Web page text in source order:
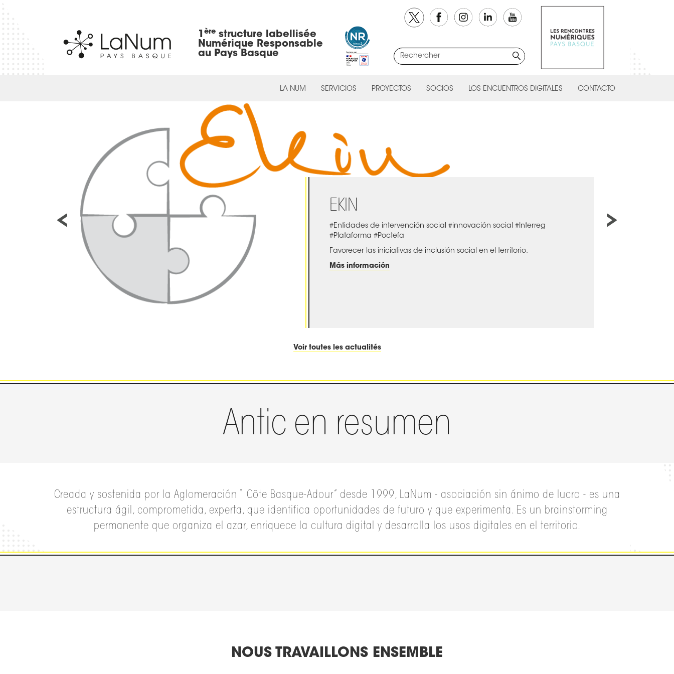
1 èrestructure labellisée
Numérique Responsable
au Pays Basque
LA NUM SERVICIOS PROYECTOS SOCIOS LOS ENCUENTROS DIGITALES CONTACTO
EKIN
#Entidades de intervención social #innovación social #Interreg
#Plataforma #Poctefa
Favorecer las iniciativas de inclusión social en el territorio.
Más información
Voir toutes les actualités
Antic en resumen
Creada y sostenida por la Aglomeración “ Côte Basque-Adour” desde 1999, LaNum - asociación sin ánimo de lucro - es una
estructura ágil, comprometida, experta, que identifica oportunidades de futuro y que experimenta. Es un brainstorming
permanente que organiza el azar, enriquece la cultura digital y desarrolla los usos digitales en el territorio.
NOUS TRAVAILLONS ENSEMBLE